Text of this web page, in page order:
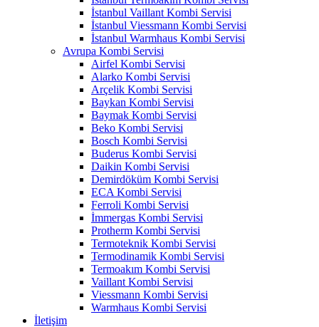
İstanbul Vaillant Kombi Servisi
İstanbul Viessmann Kombi Servisi
İstanbul Warmhaus Kombi Servisi
Avrupa Kombi Servisi
Airfel Kombi Servisi
Alarko Kombi Servisi
Arçelik Kombi Servisi
Baykan Kombi Servisi
Baymak Kombi Servisi
Beko Kombi Servisi
Bosch Kombi Servisi
Buderus Kombi Servisi
Daikin Kombi Servisi
Demirdöküm Kombi Servisi
ECA Kombi Servisi
Ferroli Kombi Servisi
İmmergas Kombi Servisi
Protherm Kombi Servisi
Termoteknik Kombi Servisi
Termodinamik Kombi Servisi
Termoakım Kombi Servisi
Vaillant Kombi Servisi
Viessmann Kombi Servisi
Warmhaus Kombi Servisi
İletişim